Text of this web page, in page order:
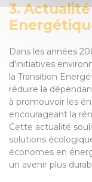
3.
Dans les années
d'initiatives
la Transition
réduire la
à promouvoir les
encourageant la
Cette actualité
solutions
économes en
un avenir plus